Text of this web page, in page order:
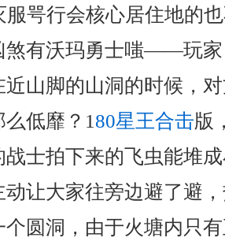
咢行会核心居住地的
煞有沃玛勇士嗤——玩家
山脚的山洞的时候，
低靡？1 80星王合击版
战士拍下来的飞虫能堆
让大家往旁边避了避
圆洞，由于火塘内只